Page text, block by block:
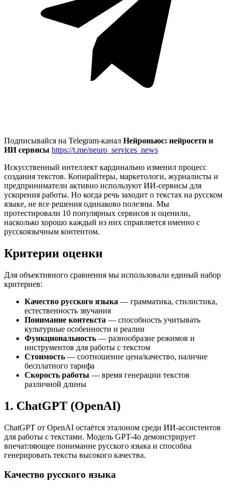
Подписывайся на Telegram-канал Нейроньюс: нейросети и
ИИ сервисы https://t.me/neuro_services_news
Искусственный интеллект кардинально изменил процесс
создания текстов. Копирайтеры, маркетологи, журналисты и
предприниматели активно используют ИИ-сервисы для
ускорения работы. Но когда речь заходит о текстах на русском
языке, не все решения одинаково полезны. Мы
протестировали 10 популярных сервисов и оценили,
насколько хорошо каждый из них справляется именно с
русскоязычным контентом.
Критерии оценки
Для объективного сравнения мы использовали единый набор
критериев:
Качество русского языка — грамматика, стилистика,
естественность звучания
Понимание контекста — способность учитывать
культурные особенности и реалии
Функциональность — разнообразие режимов и
инструментов для работы с текстом
Стоимость — соотношение цена/качество, наличие
бесплатного тарифа
Скорость работы — время генерации текстов
различной длины
1. ChatGPT (OpenAI)
ChatGPT от OpenAI остаётся эталоном среди ИИ-ассистентов
для работы с текстами. Модель GPT-4o демонстрирует
впечатляющее понимание русского языка и способна
генерировать тексты высокого качества.
Качество русского языка